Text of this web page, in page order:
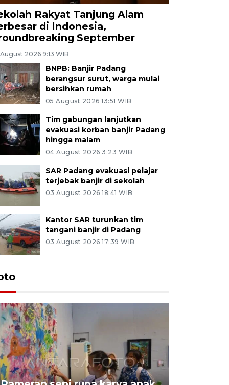
Rakyat Tanjung Alam
di Indonesia,
September
2026 9:13 WIB
BNPB: Banjir Padang
berangsur surut, warga mulai
bersihkan rumah
05 August 2026 13:51 WIB
Tim gabungan lanjutkan
evakuasi korban banjir Padang
hingga malam
04 August 2026 3:23 WIB
SAR Padang evakuasi pelajar
terjebak banjir di sekolah
03 August 2026 18:41 WIB
Kantor SAR turunkan tim
tangani banjir di Padang
03 August 2026 17:39 WIB